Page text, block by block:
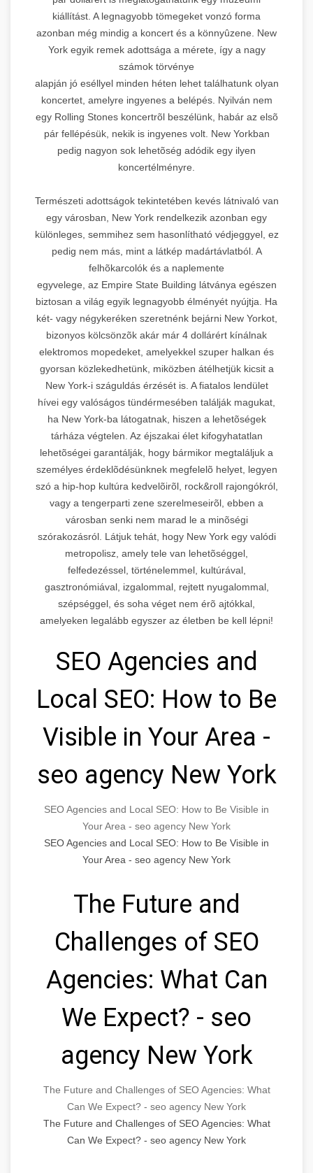
kiállítást. A legnagyobb tömegeket vonzó forma
azonban még mindig a koncert és a könnyûzene. New
York egyik remek adottsága a mérete, így a nagy
számok törvénye
alapján jó eséllyel minden héten lehet találhatunk olyan
koncertet, amelyre ingyenes a belépés. Nyilván nem
egy Rolling Stones koncertrõl beszélünk, habár az elsõ
pár fellépésük, nekik is ingyenes volt. New Yorkban
pedig nagyon sok lehetõség adódik egy ilyen
koncertélményre.
Természeti adottságok tekintetében kevés látnivaló van
egy városban, New York rendelkezik azonban egy
különleges, semmihez sem hasonlítható védjeggyel, ez
pedig nem más, mint a látkép madártávlatból. A
felhõkarcolók és a naplemente
egyvelege, az Empire State Building látványa egészen
biztosan a világ egyik legnagyobb élményét nyújtja. Ha
két- vagy négykeréken szeretnénk bejárni New Yorkot,
bizonyos kölcsönzõk akár már 4 dollárért kínálnak
elektromos mopedeket, amelyekkel szuper halkan és
gyorsan közlekedhetünk, miközben átélhetjük kicsit a
New York-i száguldás érzését is. A fiatalos lendület
hívei egy valóságos tündérmesében találják magukat,
ha New York-ba látogatnak, hiszen a lehetõségek
tárháza végtelen. Az éjszakai élet kifogyhatatlan
lehetõségei garantálják, hogy bármikor megtaláljuk a
személyes érdeklõdésünknek megfelelõ helyet, legyen
szó a hip-hop kultúra kedvelõirõl, rock&roll rajongókról,
vagy a tengerparti zene szerelmeseirõl, ebben a
városban senki nem marad le a minõségi
szórakozásról. Látjuk tehát, hogy New York egy valódi
metropolisz, amely tele van lehetõséggel,
felfedezéssel, történelemmel, kultúrával,
gasztronómiával, izgalommal, rejtett nyugalommal,
szépséggel, és soha véget nem érõ ajtókkal,
amelyeken legalább egyszer az életben be kell lépni!
SEO Agencies and
Local SEO: How to Be
Visible in Your Area -
seo agency New York
SEO Agencies and Local SEO: How to Be Visible in
Your Area - seo agency New York
SEO Agencies and Local SEO: How to Be Visible in
Your Area - seo agency New York
The Future and
Challenges of SEO
Agencies: What Can
We Expect? - seo
agency New York
The Future and Challenges of SEO Agencies: What
Can We Expect? - seo agency New York
The Future and Challenges of SEO Agencies: What
Can We Expect? - seo agency New York